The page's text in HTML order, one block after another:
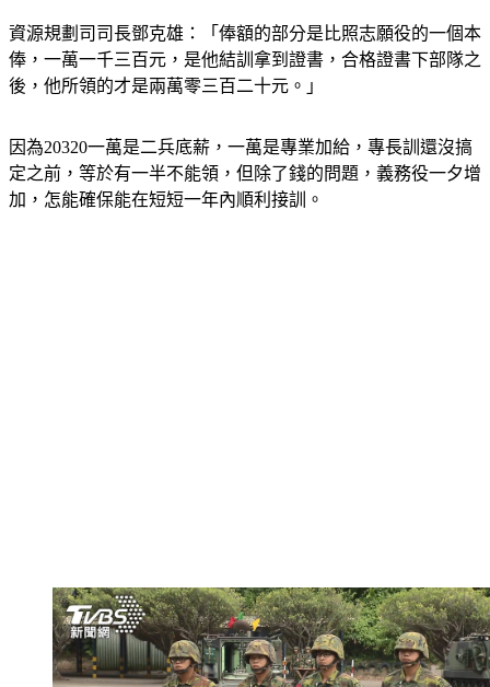
資源規劃司司長鄧克雄：「俸額的部分是比照志願役的一個本
俸，一萬一千三百元，是他結訓拿到證書，合格證書下部隊之
因為20320一萬是二兵底薪，一萬是專業加給，專長訓還沒搞
定之前，等於有一半不能領，但除了錢的問題，義務役一夕增